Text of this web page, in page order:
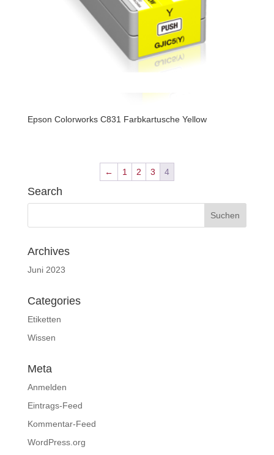
Epson Colorworks C831 Farbkartusche Yellow
← 1 2 3 4
Search
Archives
Juni 2023
Categories
Etiketten
Wissen
Meta
Anmelden
Eintrags-Feed
Kommentar-Feed
WordPress.org